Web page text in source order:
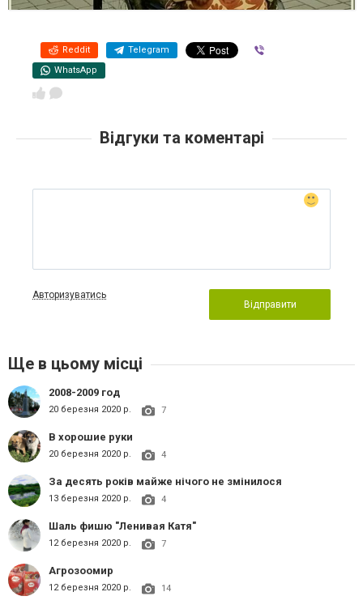
Reddit Telegram
WhatsApp
Відгуки та коментарі
Авторизуватись
Відправити
Ще в цьому місці
2008-2009 год
20 березня 2020 р. 7
В хорошие руки
20 березня 2020 р. 4
За десять років майже нічого не змінилося
13 березня 2020 р. 4
Шаль фишю "Ленивая Катя"
12 березня 2020 р. 7
Агрозоомир
12 березня 2020 р. 14